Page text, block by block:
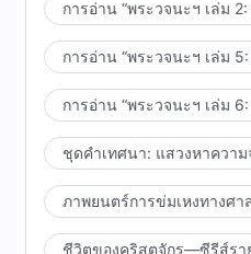
การอ่าน “พระวจนะฯ เล่ม
การอ่าน “พระวจนะฯ เล่ม
การอ่าน “พระวจนะฯ เล่ม
ชุดคำเทศนา: แสวงหาความ
ภาพยนตร์การข่มเหงทางศา
ชีวิตของคริสตจักร—ซีรีส์รา